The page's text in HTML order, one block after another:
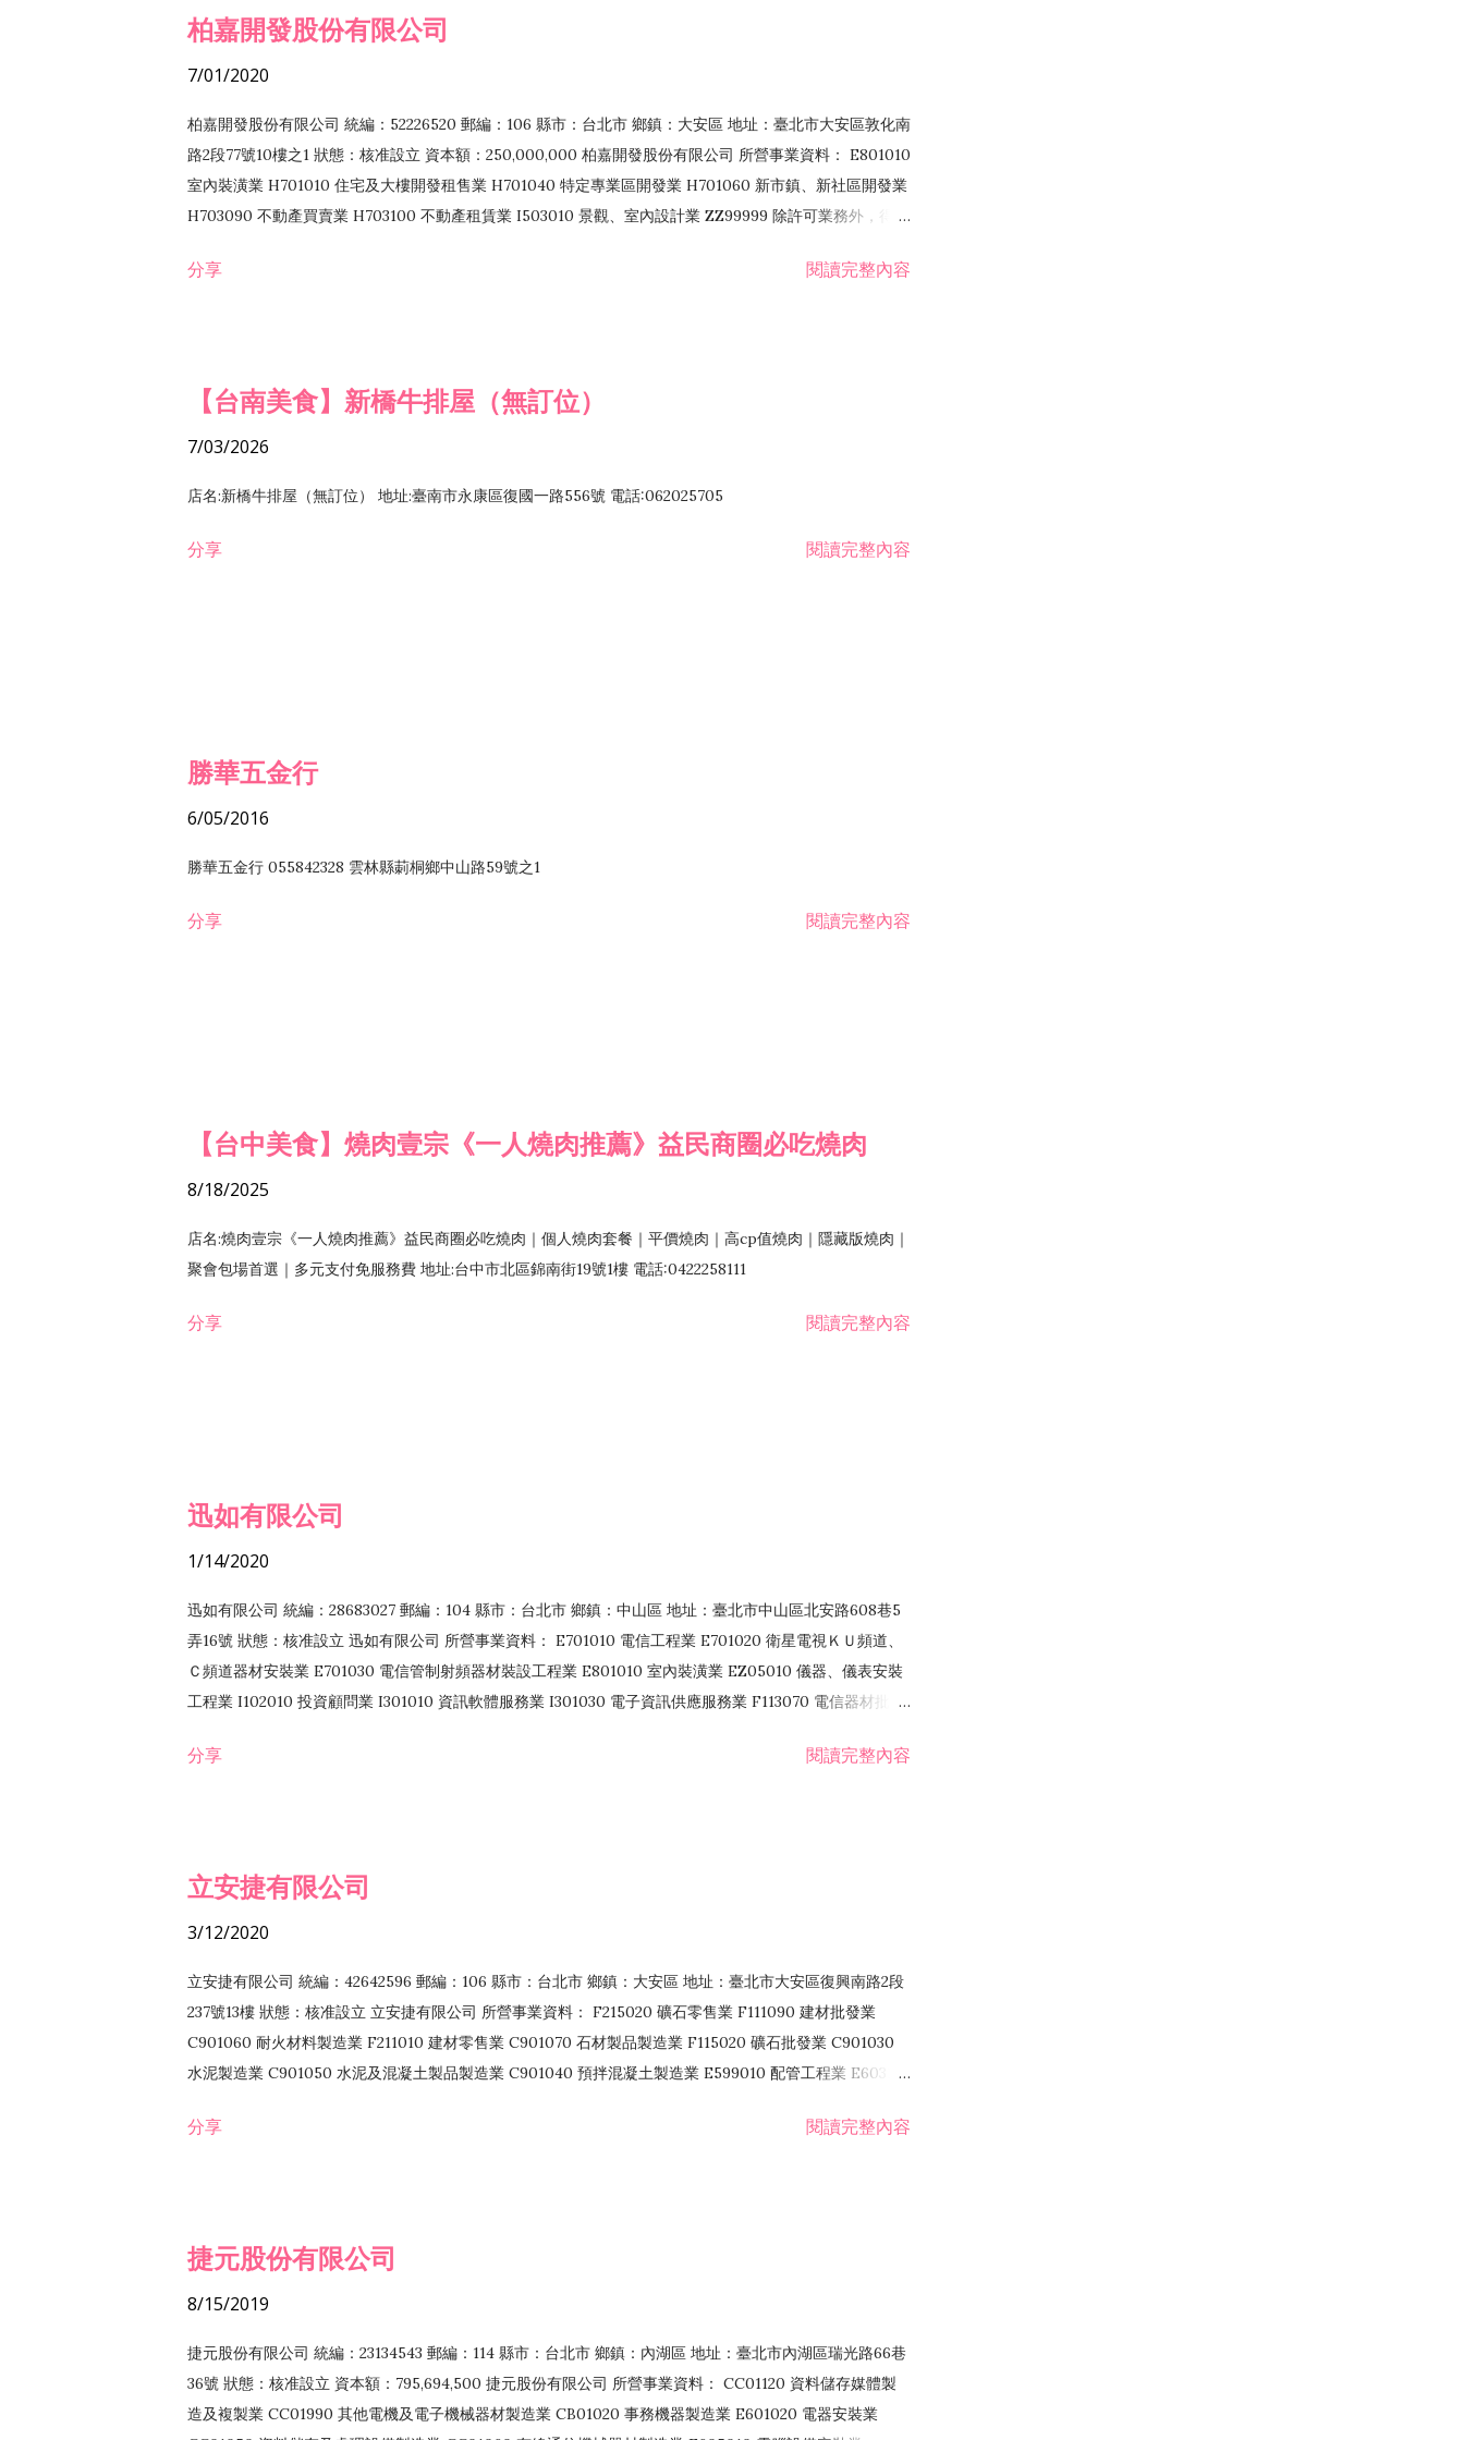
柏嘉開發股份有限公司
7/01/2020
柏嘉開發股份有限公司 統編：52226520 郵編：106 縣市：台北市 鄉鎮：大安區 地址：臺北市大安區敦化南
路2段77號10樓之1 狀態：核准設立 資本額：250,000,000 柏嘉開發股份有限公司 所營事業資料： E801010
室內裝潢業 H701010 住宅及大樓開發租售業 H701040 特定專業區開發業 H701060 新市鎮、新社區開發業
H703090 不動產買賣業 H703100 不動產租賃業 I503010 景觀、室內設計業 ZZ99999 除許可業務外，得經
分享 閱讀完整內容
【台南美食】新橋牛排屋（無訂位）
7/03/2026
店名:新橋牛排屋（無訂位） 地址:臺南市永康區復國一路556號 電話:062025705
分享 閱讀完整內容
勝華五金行
6/05/2016
勝華五金行 055842328 雲林縣莿桐鄉中山路59號之1
分享 閱讀完整內容
【台中美食】燒肉壹宗《一人燒肉推薦》益民商圈必吃燒肉
8/18/2025
店名:燒肉壹宗《一人燒肉推薦》益民商圈必吃燒肉｜個人燒肉套餐｜平價燒肉｜高cp值燒肉｜隱藏版燒肉｜
聚會包場首選｜多元支付免服務費 地址:台中市北區錦南街19號1樓 電話:0422258111
分享 閱讀完整內容
迅如有限公司
1/14/2020
迅如有限公司 統編：28683027 郵編：104 縣市：台北市 鄉鎮：中山區 地址：臺北市中山區北安路608巷5
弄16號 狀態：核准設立 迅如有限公司 所營事業資料： E701010 電信工程業 E701020 衛星電視ＫＵ頻道、
Ｃ頻道器材安裝業 E701030 電信管制射頻器材裝設工程業 E801010 室內裝潢業 EZ05010 儀器、儀表安裝
工程業 I102010 投資顧問業 I301010 資訊軟體服務業 I301030 電子資訊供應服務業 F113070 電信器材批發
務 F102030 菸酒批發業 F203020 菸酒零售業 F401171 酒類輸入業
分享 閱讀完整內容
立安捷有限公司
3/12/2020
立安捷有限公司 統編：42642596 郵編：106 縣市：台北市 鄉鎮：大安區 地址：臺北市大安區復興南路2段
237號13樓 狀態：核准設立 立安捷有限公司 所營事業資料： F215020 礦石零售業 F111090 建材批發業
C901060 耐火材料製造業 F211010 建材零售業 C901070 石材製品製造業 F115020 礦石批發業 C901030
水泥製造業 C901050 水泥及混凝土製品製造業 C901040 預拌混凝土製造業 E599010 配管工程業 E603110
EZ99990 其他工程業 F102170 食品什貨批發業 F106020 日常用品批發業 F108031 醫療器材批發業
分享 閱讀完整內容
捷元股份有限公司
8/15/2019
捷元股份有限公司 統編：23134543 郵編：114 縣市：台北市 鄉鎮：內湖區 地址：臺北市內湖區瑞光路66巷
36號 狀態：核准設立 資本額：795,694,500 捷元股份有限公司 所營事業資料： CC01120 資料儲存媒體製
造及複製業 CC01990 其他電機及電子機械器材製造業 CB01020 事務機器製造業 E601020 電器安裝業